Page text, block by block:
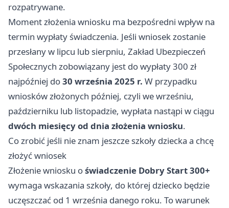
rozpatrywane.
Moment złożenia wniosku ma bezpośredni wpływ na
termin wypłaty świadczenia. Jeśli wniosek zostanie
przesłany w lipcu lub sierpniu, Zakład Ubezpieczeń
Społecznych zobowiązany jest do wypłaty 300 zł
najpóźniej do30 września 2025 r. W przypadku
wniosków złożonych później, czyli we wrześniu,
październiku lub listopadzie, wypłata nastąpi w ciągu
dwóch miesięcy od dnia złożenia wniosku.
Co zrobić jeśli nie znam jeszcze szkoły dziecka a chcę
złożyć wniosek
Złożenie wniosku oświadczenie Dobry Start 300+
wymaga wskazania szkoły, do której dziecko będzie
uczęszczać od 1 września danego roku. To warunek